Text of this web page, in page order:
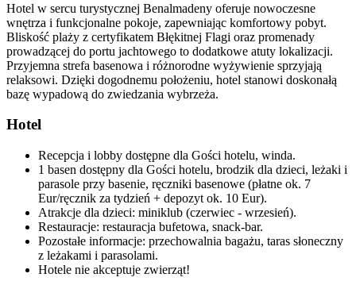
Hotel w sercu turystycznej Benalmadeny oferuje nowoczesne
wnętrza i funkcjonalne pokoje, zapewniając komfortowy pobyt.
Bliskość plaży z certyfikatem Błękitnej Flagi oraz promenady
prowadzącej do portu jachtowego to dodatkowe atuty lokalizacji.
Przyjemna strefa basenowa i różnorodne wyżywienie sprzyjają
relaksowi. Dzięki dogodnemu położeniu, hotel stanowi doskonałą
bazę wypadową do zwiedzania wybrzeża.
Hotel
Recepcja i lobby dostępne dla Gości hotelu, winda.
1 basen dostępny dla Gości hotelu, brodzik dla dzieci, leżaki i
parasole przy basenie, ręczniki basenowe (płatne ok. 7
Eur/ręcznik za tydzień + depozyt ok. 10 Eur).
Atrakcje dla dzieci: miniklub (czerwiec - wrzesień).
Restauracje: restauracja bufetowa, snack-bar.
Pozostałe informacje: przechowalnia bagażu, taras słoneczny
z leżakami i parasolami.
Hotele nie akceptuje zwierząt!